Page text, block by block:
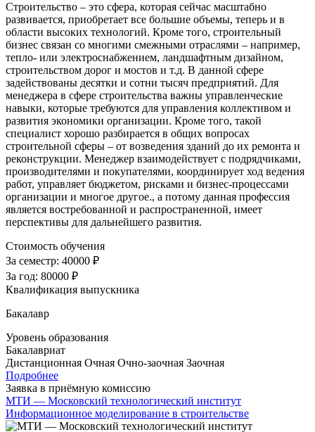
Строительство – это сфера, которая сейчас масштабно
развивается, приобретает все большие объемы, теперь и в
области высоких технологий. Кроме того, строительный
бизнес связан со многими смежными отраслями – например,
тепло- или электроснабжением, ландшафтным дизайном,
строительством дорог и мостов и т.д. В данной сфере
задействованы десятки и сотни тысяч предприятий. Для
менеджера в сфере строительства важны управленческие
навыки, которые требуются для управления коллективом и
развития экономики организации. Кроме того, такой
специалист хорошо разбирается в общих вопросах
строительной сферы – от возведения зданий до их ремонта и
реконструкции. Менеджер взаимодействует с подрядчиками,
производителями и покупателями, координирует ход ведения
работ, управляет бюджетом, рисками и бизнес-процессами
организации и многое другое., а потому данная профессия
является востребованной и распространенной, имеет
перспективы для дальнейшего развития.
Стоимость обучения
За семестр: 40000 ₽
За год: 80000 ₽
Квалификация выпускника
Бакалавр
Уровень образования
Бакалавриат
Дистанционная Очная Очно-заочная Заочная
Подробнее
Заявка в приёмную комиссию
МТИ — Московский технологический институт
Информационное моделирование в строительстве